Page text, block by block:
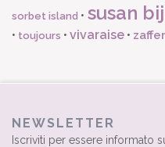
sorbet island • susan
• toujours • vivaraise •
NEWSLETTER
Iscriviti per essere informato